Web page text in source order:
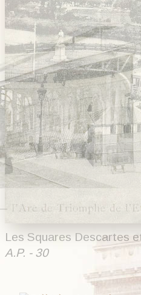
Les Squares Descartes
A.P. - 30